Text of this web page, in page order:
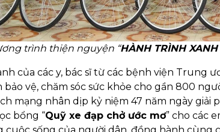
trình thiện nguyện “HÀNH TRÌNH XANH
của các y, bác sĩ từ các bệnh viện Trung
bảo vệ, chăm sóc sức khỏe cho gần 800
mạng nhân dịp kỷ niệm 47 năm ngày
bổng “Quỹ xe đạp chở ước mơ” cho các